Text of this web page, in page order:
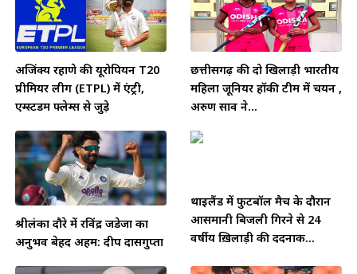
अजिंक्य रहाणे की यूरोपियन T20
प्रीमियर लीग (ETPL) में एंट्री,
एम्स्टर्डम फ्लेम्स से जुड़े
छत्तीसगढ़ की दो खिलाड़ी भारतीय
महिला जूनियर हॉकी टीम में चयन ,
अरुण साव ने...
श्रीलंका दौरे में रविंद्र जडेजा का
अनुभव बेहद अहम: दीप दासगुप्ता
थाईलैंड में फुटबॉल मैच के दौरान
आसमानी बिजली गिरने से 24
वर्षीय ख़िलाड़ी की दर्दनाक...